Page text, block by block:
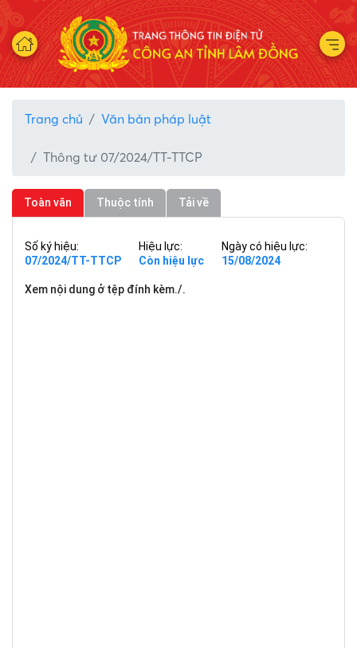
Trang chủ Văn bản pháp luật
Thông tư 07/2024/TT-TTCP
Toàn văn Thuộc tính Tải về
Số ký hiệu:
07/2024/TT-TTCP
Hiệu lực:
Còn hiệu lực
Ngày có hiệu lực:
15/08/2024
Xem nội dung ở tệp đính kèm./.